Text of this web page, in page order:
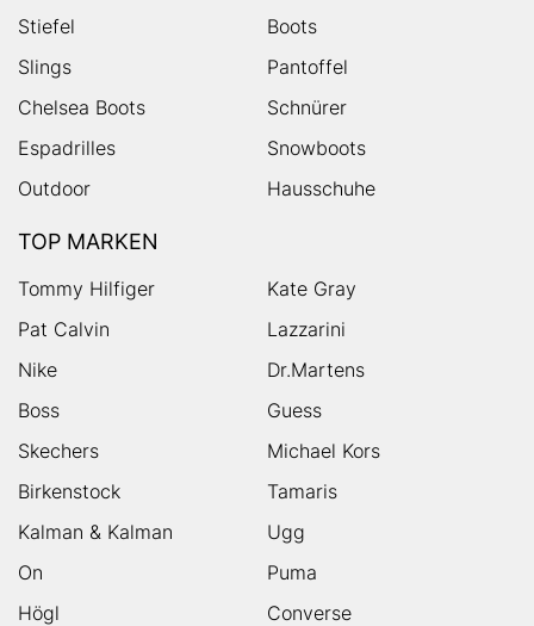
Stiefel
Boots
Slings
Pantoffel
Chelsea Boots
Schnürer
Espadrilles
Snowboots
Outdoor
Hausschuhe
TOP MARKEN
Tommy Hilfiger
Kate Gray
Pat Calvin
Lazzarini
Nike
Dr.Martens
Boss
Guess
Skechers
Michael Kors
Birkenstock
Tamaris
Kalman & Kalman
Ugg
On
Puma
Högl
Converse